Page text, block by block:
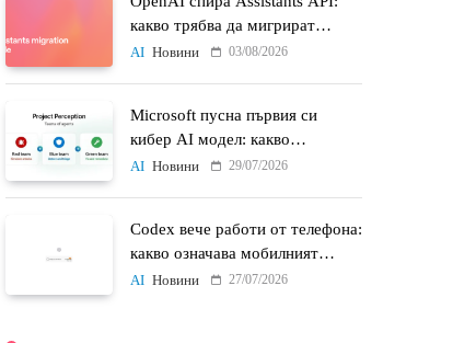
какво трябва да мигрират
разработчиците до 26 август
AI Новини 03/08/2026
Microsoft пусна първия си
кибер AI модел: какво
променят MAI-Cyber-1-Flash и
AI Новини 29/07/2026
Codex вече работи от телефона:
какво означава мобилният
достъп до AI агенти
AI Новини 27/07/2026